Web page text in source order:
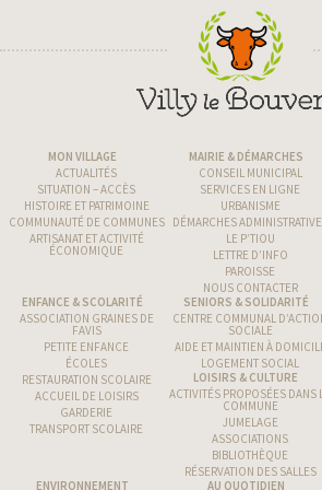
de Cruseilles)
192, Route de l’Usine
Cruseilles
mairie@cruseilles.fr
garage en Haute-
Si vous êtes nouvel arrivant ,
toutes les informationssur la
guide explicatif.
guide pratique
https://www.service-
public.fr/particuliers/vosdroits/
ANTS Chaine
Téléphone au volant : un
https://
au-volant.html
Voir aussi :
Barème des
MON VILLAGE
ACTUALITÉS
SITUATION – ACCÈS
HISTOIRE ET PATRIMOINE
COMMUNAUTÉ DE COMMUNES
ARTISANAT ET ACTIVITÉ
ÉCONOMIQUE
MAIRIE & DÉMARCHES
CONSEIL MUNICIPAL
SERVICES EN LIGNE
URBANISME
DÉMARCHES
LE P’TIOU
LETTRE D’INFO
PAROISSE
NOUS CONTACTER
ENFANCE & SCOLARITÉ
ASSOCIATION GRAINES DE
FAVIS
PETITE ENFANCE
ÉCOLES
RESTAURATION SCOLAIRE
ACCUEIL DE LOISIRS
GARDERIE
TRANSPORT SCOLAIRE
SENIORS & SOLIDARITÉ
CENTRE COMMUNAL
SOCIALE
AIDE ET MAINTIEN À
LOGEMENT SOCIAL
LOISIRS & CULTURE
ACTIVITÉS PROPOSÉES DANS
COMMUNE
JUMELAGE
ASSOCIATIONS
BIBLIOTHÈQUE
RÉSERVATION DES SALLES
ENVIRONNEMENT
AU QUOTIDIEN